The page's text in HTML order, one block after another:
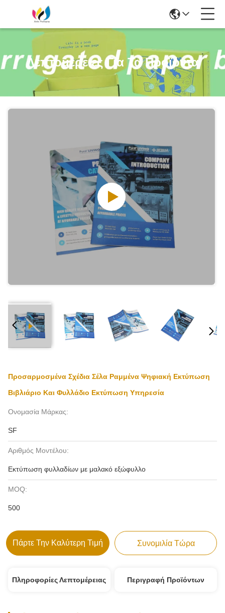
Λεπτομέρειες Για Τα Προϊόντα
Προσαρμοσμένα Σχέδια Σέλα Ραμμένα Ψηφιακή Εκτύπωση
Βιβλιάριο Και Φυλλάδιο Εκτύπωση Υπηρεσία
Ονομασία Μάρκας:
SF
Αριθμός Μοντέλου:
Εκτύπωση φυλλαδίων με μαλακό εξώφυλλο
MOQ:
500
Πάρτε Την Καλύτερη Τιμή Συνομιλία Τώρα
Πληροφορίες Λεπτομέρειας Περιγραφή Προϊόντων